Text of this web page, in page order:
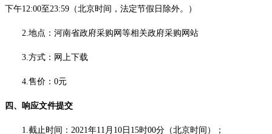
下午12:00至23:59（北京时间，法定节假日除外。）
2.地点：河南省政府采购网等相关政府采购网站
3.方式：网上下载
4.售价：0元
四、响应文件提交
1.截止时间： 2021年11月10日 15时00分（北京时间）；